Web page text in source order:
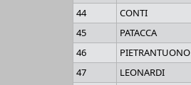
44
CONTI
45
PATACCA
46
PIETRANTUONO
47
LEONARDI